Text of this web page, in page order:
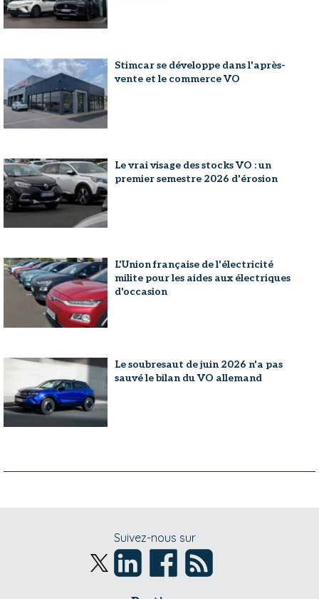
Stimcar se développe dans l'après-
vente et le commerce VO
Le vrai visage des stocks VO : un
premier semestre 2026 d'érosion
L'Union française de l'électricité
milite pour les aides aux électriques
d'occasion
Le soubresaut de juin 2026 n'a pas
sauvé le bilan du VO allemand
Suivez-nous sur